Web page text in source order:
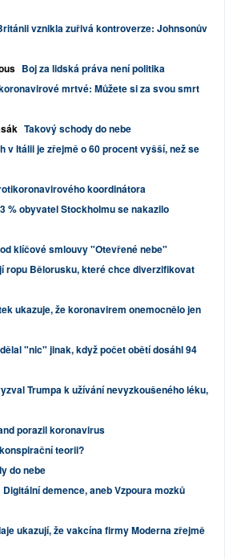
vznikla zuřivá kontroverze: Johnsonův
Boj za lidská práva není politika
mrtvé: Můžete si za svou smrt
Takový schody do nebe
v Itálii je zřejmě o 60 procent vyšší, než se
koordinátora
% obyvatel Stockholmu se nakazilo
klíčové smlouvy "Otevřené nebe"
ropu Bělorusku, které chce diverzifikovat
ukazuje, že koronavirem onemocnělo jen
"nic" jinak, když počet obětí dosáhl 94
Trumpa k užívání nevyzkoušeného léku,
porazil koronavirus
teorii?
do nebe
Digitální demence, aneb Vzpoura mozků
ukazují, že vakcína firmy Moderna zřejmě